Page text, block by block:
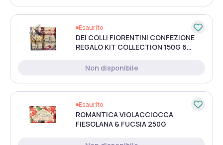
Esaurito
DEI COLLI FIORENTINI CONFEZIONE
REGALO KIT COLLECTION 150G 6
Non disponibile
Esaurito
ROMANTICA VIOLACCIOCCA
FIESOLANA & FUCSIA 250G